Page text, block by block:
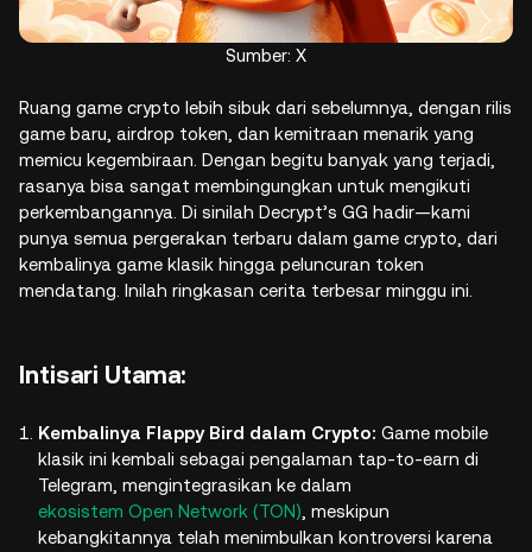
Sumber: X
Ruang game crypto lebih sibuk dari sebelumnya, dengan rilis
game baru, airdrop token, dan kemitraan menarik yang
memicu kegembiraan. Dengan begitu banyak yang terjadi,
rasanya bisa sangat membingungkan untuk mengikuti
perkembangannya. Di sinilah Decrypt’s GG hadir—kami
punya semua pergerakan terbaru dalam game crypto, dari
kembalinya game klasik hingga peluncuran token
mendatang. Inilah ringkasan cerita terbesar minggu ini.
Intisari Utama:
Kembalinya Flappy Bird dalam Crypto: Game mobile
klasik ini kembali sebagai pengalaman tap-to-earn di
Telegram, mengintegrasikan ke dalam
ekosistem Open Network (TON), meskipun
kebangkitannya telah menimbulkan kontroversi karena